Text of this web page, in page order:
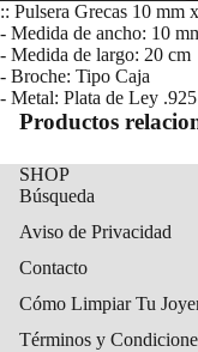
:: Pulsera Grecas 10 mm
- Medida de ancho: 10
- Medida de largo: 20 cm
- Broche: Tipo Caja
- Metal: Plata de Ley
Productos
SHOP
Búsqueda
Aviso de Privacidad
Contacto
Cómo Limpiar Tu
Términos y